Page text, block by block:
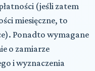
(jeśli zatem
miesięczne, to
Ponadto wymagane
o zamiarze
i wyznaczenia